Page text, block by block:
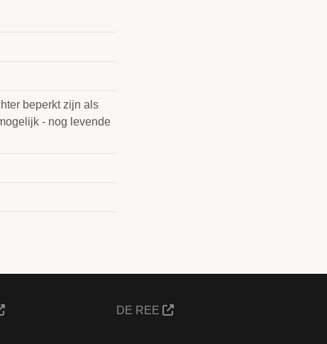
beperkt zijn als
- nog levende
DE REE